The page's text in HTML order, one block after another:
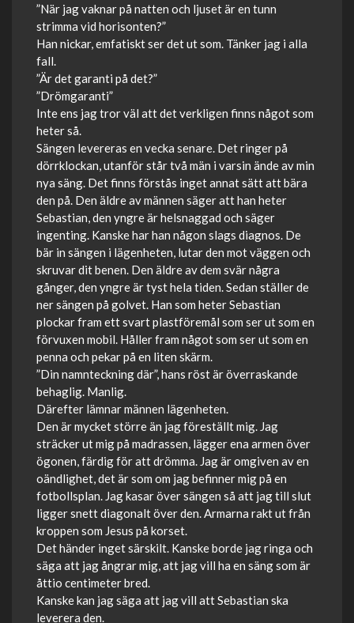
”När jag vaknar på natten och ljuset är en tunn
strimma vid horisonten?”
Han nickar, emfatiskt ser det ut som. Tänker jag i alla
fall.
”Är det garanti på det?”
”Drömgaranti”
Inte ens jag tror väl att det verkligen finns något som
heter så.
Sängen levereras en vecka senare. Det ringer på
dörrklockan, utanför står två män i varsin ände av min
nya säng. Det finns förstås inget annat sätt att bära
den på. Den äldre av männen säger att han heter
Sebastian, den yngre är helsnaggad och säger
ingenting. Kanske har han någon slags diagnos. De
bär in sängen i lägenheten, lutar den mot väggen och
skruvar dit benen. Den äldre av dem svär några
gånger, den yngre är tyst hela tiden. Sedan ställer de
ner sängen på golvet. Han som heter Sebastian
plockar fram ett svart plastföremål som ser ut som en
förvuxen mobil. Håller fram något som ser ut som en
penna och pekar på en liten skärm.
”Din namnteckning där”, hans röst är överraskande
behaglig. Manlig.
Därefter lämnar männen lägenheten.
Den är mycket större än jag föreställt mig. Jag
sträcker ut mig på madrassen, lägger ena armen över
ögonen, färdig för att drömma. Jag är omgiven av en
oändlighet, det är som om jag befinner mig på en
fotbollsplan. Jag kasar över sängen så att jag till slut
ligger snett diagonalt över den. Armarna rakt ut från
kroppen som Jesus på korset.
Det händer inget särskilt. Kanske borde jag ringa och
säga att jag ångrar mig, att jag vill ha en säng som är
åttio centimeter bred.
Kanske kan jag säga att jag vill att Sebastian ska
leverera den.